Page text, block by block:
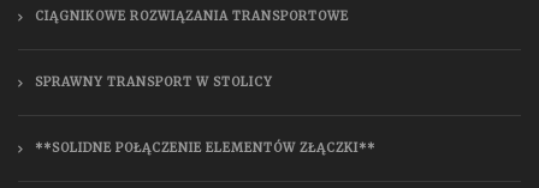
CIĄGNIKOWE ROZWIĄZANIA TRANSPORTOWE
SPRAWNY TRANSPORT W STOLICY
**SOLIDNE POŁĄCZENIE ELEMENTÓW ZŁĄCZKI**